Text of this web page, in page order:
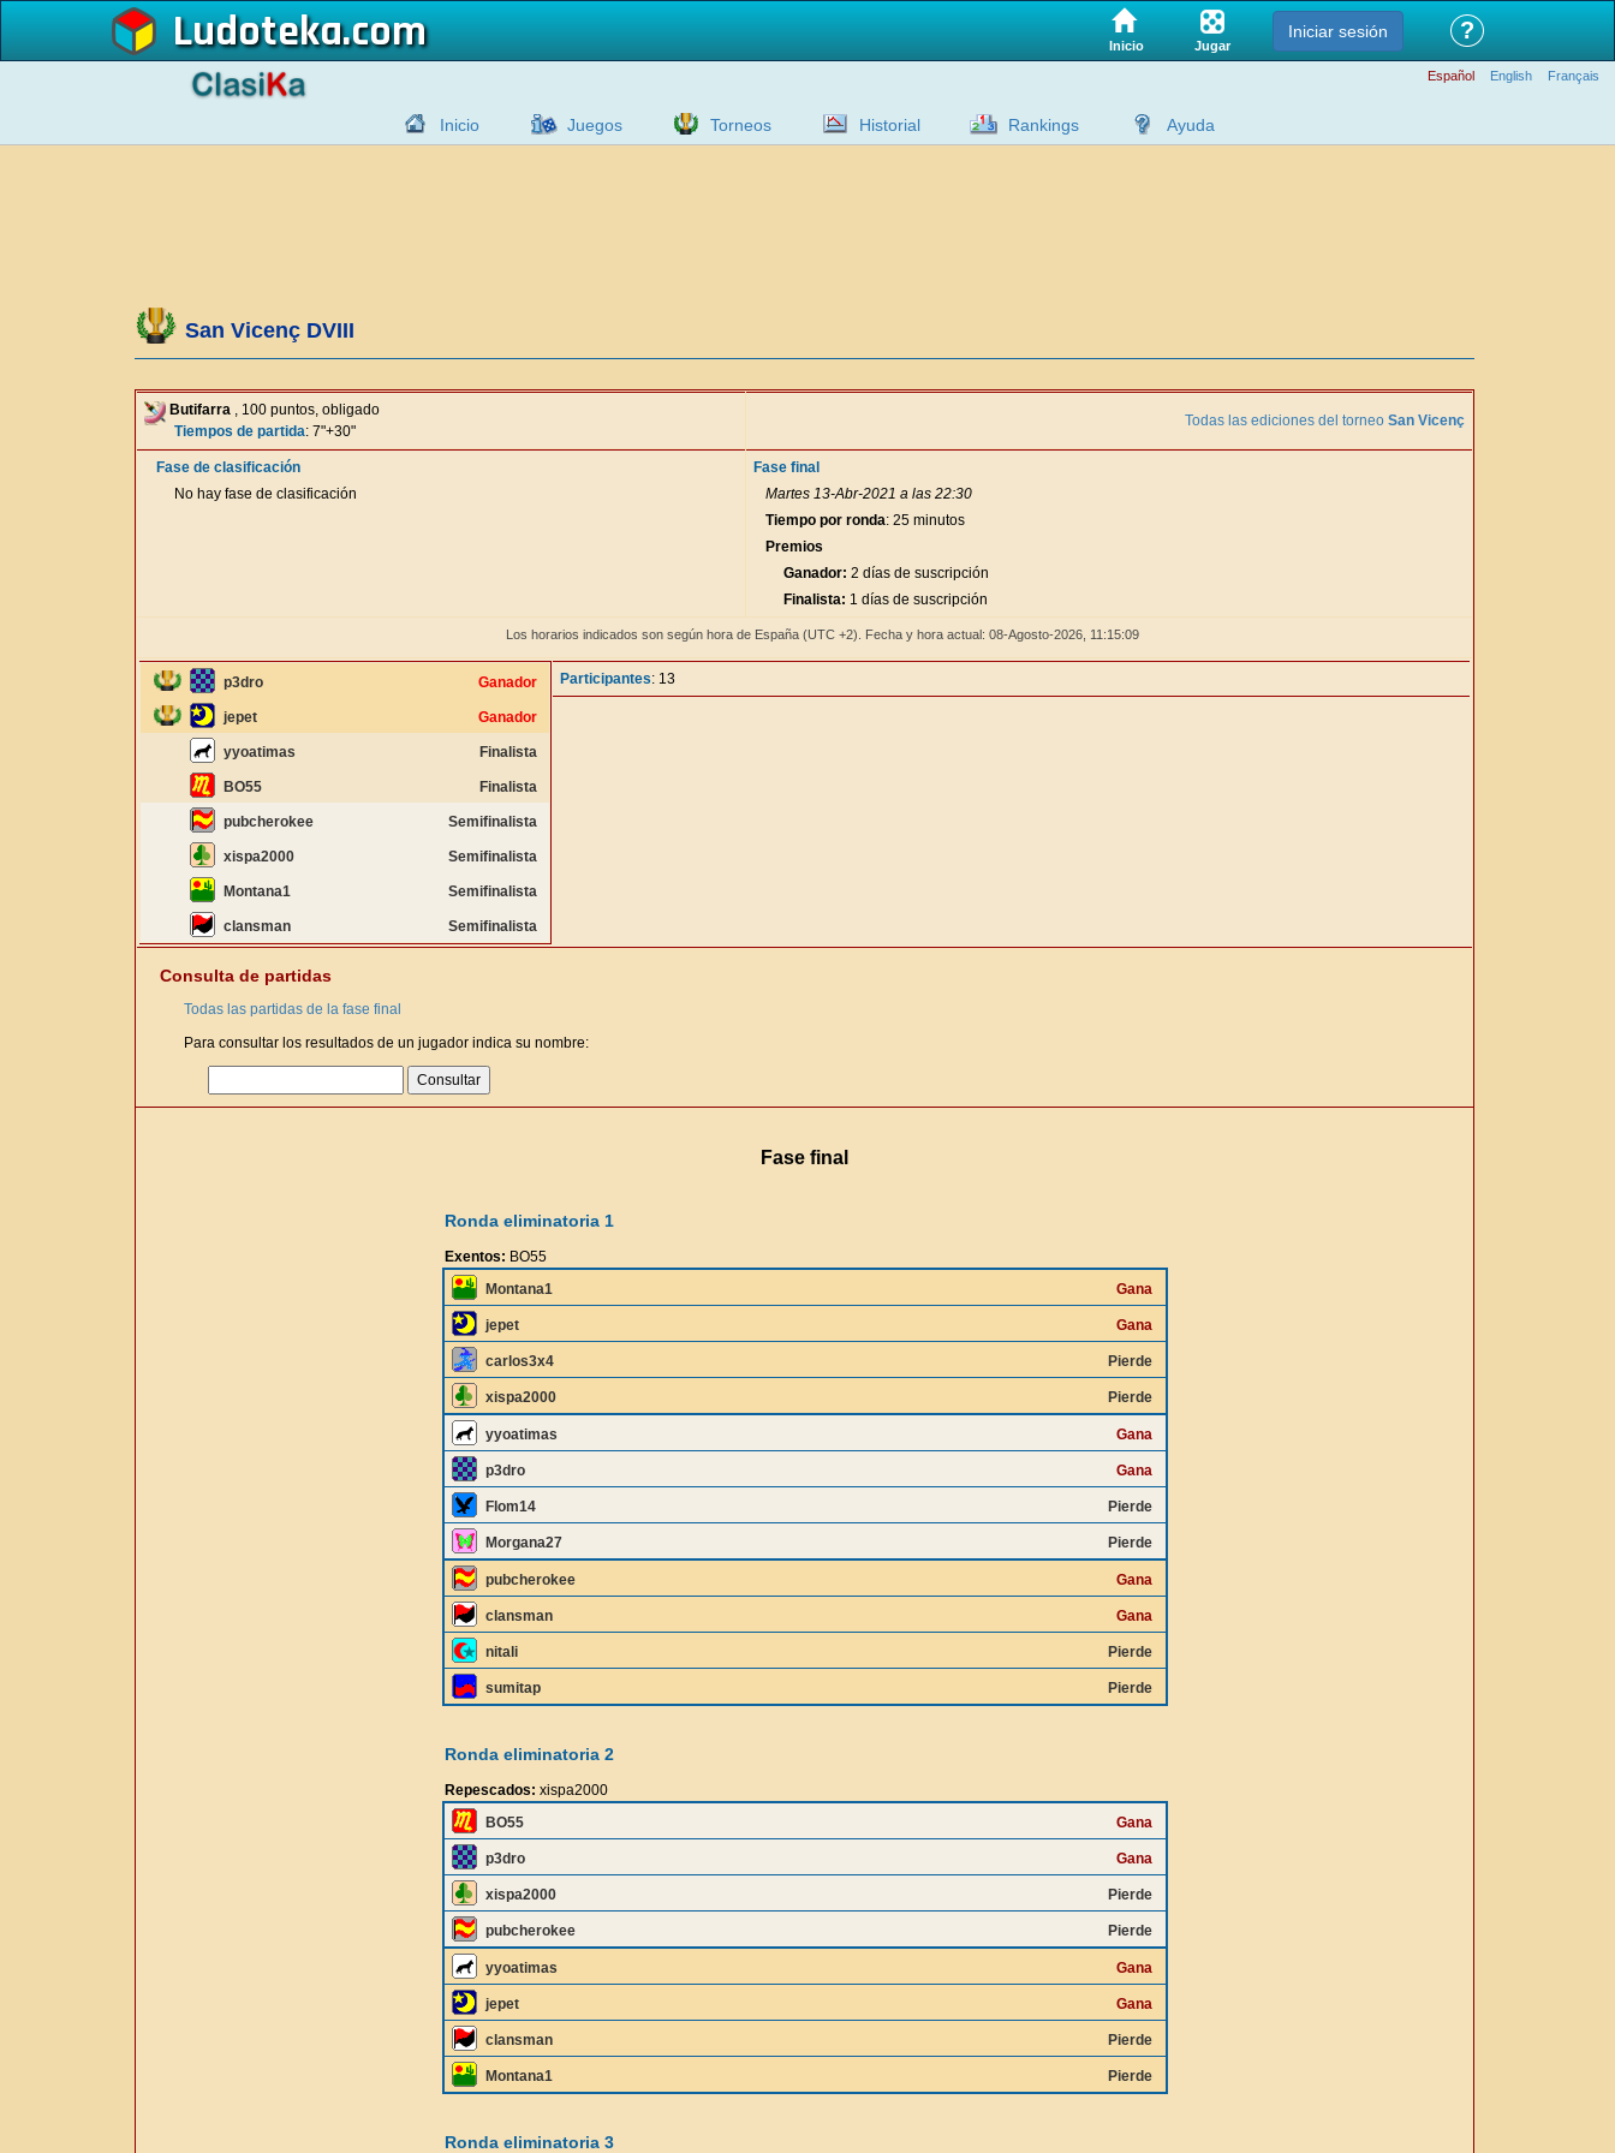
Ludoteka Inicio Jugar
Iniciar sesión ?
Español English Français
Inicio Juegos Torneos Historial Rankings Ayuda
San Vicenç DVIII
Butifarra , 100 puntos, obligado
Tiempos de partida: 7"+30"
Todas las ediciones del torneo San Vicenç
Fase de clasificación
No hay fase de clasificación
Fase final
Martes 13-Abr-2021 a las 22:30
Tiempo por ronda: 25 minutos
Premios
Ganador: 2 días de suscripción
Finalista: 1 días de suscripción
Los horarios indicados son según hora de España (UTC +2). Fecha y hora actual: 08-Agosto-2026, 11:15:10
p3dro Ganador
jepet Ganador
yyoatimas Finalista
BO55 Finalista
pubcherokee Semifinalista
xispa2000 Semifinalista
Montana1 Semifinalista
clansman Semifinalista
Participantes: 13
Consulta de partidas
Todas las partidas de la fase final
Para consultar los resultados de un jugador indica su nombre:
Fase final
Ronda eliminatoria 1
Exentos: BO55
Montana1
Gana
jepet Gana
carlos3x4 Pierde
xispa2000 Pierde
yyoatimas Gana
p3dro Gana
Flom14 Pierde
Morgana27 Pierde
pubcherokee Gana
clansman Gana
nitali Pierde
sumitap Pierde
Ronda eliminatoria 2
Repescados: xispa2000
BO55
Gana
p3dro Gana
xispa2000 Pierde
pubcherokee Pierde
yyoatimas Gana
jepet Gana
clansman Pierde
Montana1 Pierde
Ronda eliminatoria 3